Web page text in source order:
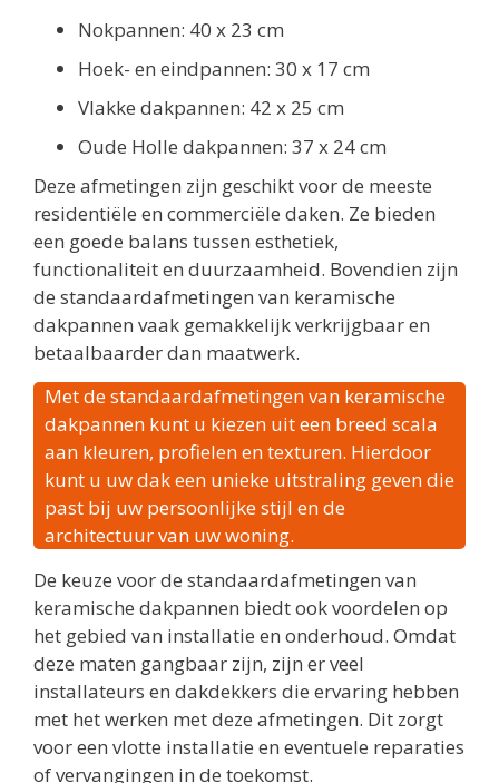
Nokpannen: 40 x 23 cm
Hoek- en eindpannen: 30 x 17 cm
Vlakke dakpannen: 42 x 25 cm
Oude Holle dakpannen: 37 x 24 cm
Deze afmetingen zijn geschikt voor de meeste
residentiële en commerciële daken. Ze bieden
een goede balans tussen esthetiek,
functionaliteit en duurzaamheid. Bovendien zijn
de standaardafmetingen van keramische
dakpannen vaak gemakkelijk verkrijgbaar en
betaalbaarder dan maatwerk.
Met de standaardafmetingen van keramische
dakpannen kunt u kiezen uit een breed scala
aan kleuren, profielen en texturen. Hierdoor
kunt u uw dak een unieke uitstraling geven die
past bij uw persoonlijke stijl en de
architectuur van uw woning.
De keuze voor de standaardafmetingen van
keramische dakpannen biedt ook voordelen op
het gebied van installatie en onderhoud. Omdat
deze maten gangbaar zijn, zijn er veel
installateurs en dakdekkers die ervaring hebben
met het werken met deze afmetingen. Dit zorgt
voor een vlotte installatie en eventuele reparaties
of vervangingen in de toekomst.